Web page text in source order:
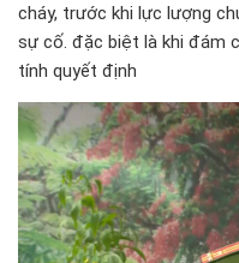
cháy, trước khi lực lượng
sự cố. đặc biệt là khi đám
tính quyết định